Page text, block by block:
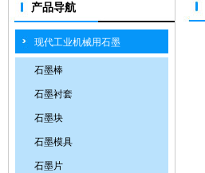
产品导航
现代工业机械用石墨
石墨棒
石墨衬套
石墨块
石墨模具
石墨片